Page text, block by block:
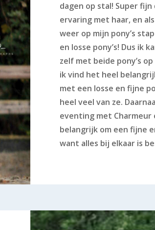
dagen op stal! Super
ervaring met haar, en
weer op mijn pony’s
en losse pony’s! Dus ik
zelf met beide pony’s
ik vind het heel
met een losse en fijne
heel veel van ze.
eventing met Charmeur
belangrijk om een fijne
want alles bij elkaar is